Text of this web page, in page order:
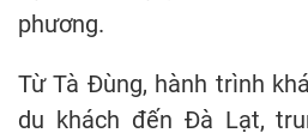
phương.
Từ Tà Đùng, hành trình
du khách đến Đà Lạt,